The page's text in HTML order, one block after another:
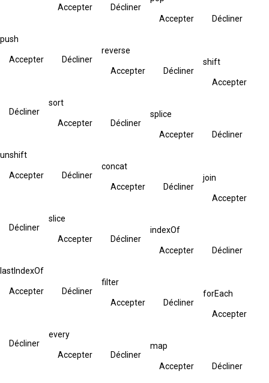
Accepter Décliner
Accepter Décliner
push
Accepter Décliner
reverse
Accepter Décliner
shift
Accepter
Décliner
sort
Accepter Décliner
splice
Accepter Décliner
unshift
Accepter Décliner
concat
Accepter Décliner
join
Accepter
Décliner
slice
Accepter Décliner
indexOf
Accepter Décliner
lastIndexOf
Accepter Décliner
filter
Accepter Décliner
forEach
Accepter
Décliner
every
Accepter Décliner
map
Accepter Décliner